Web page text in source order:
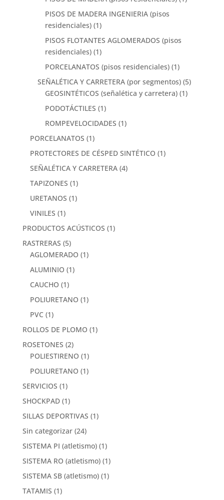
PISOS DE MADERA INGENIERIA (pisos
residenciales) (1)
PISOS FLOTANTES AGLOMERADOS (pisos
residenciales) (1)
PORCELANATOS (pisos residenciales) (1)
SEÑALÉTICA Y CARRETERA (por segmentos) (5)
GEOSINTÉTICOS (señalética y carretera) (1)
PODOTÁCTILES (1)
ROMPEVELOCIDADES (1)
PORCELANATOS (1)
PROTECTORES DE CÉSPED SINTÉTICO (1)
SEÑALÉTICA Y CARRETERA (4)
TAPIZONES (1)
URETANOS (1)
VINILES (1)
PRODUCTOS ACÚSTICOS (1)
RASTRERAS (5)
AGLOMERADO (1)
ALUMINIO (1)
CAUCHO (1)
POLIURETANO (1)
PVC (1)
ROLLOS DE PLOMO (1)
ROSETONES (2)
POLIESTIRENO (1)
POLIURETANO (1)
SERVICIOS (1)
SHOCKPAD (1)
SILLAS DEPORTIVAS (1)
Sin categorizar (24)
SISTEMA PI (atletismo) (1)
SISTEMA RO (atletismo) (1)
SISTEMA SB (atletismo) (1)
TATAMIS (1)